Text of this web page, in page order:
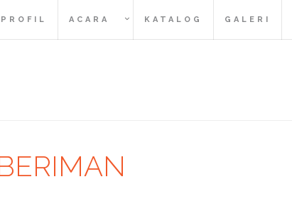
PROFIL ACARA KATALOG GALERI